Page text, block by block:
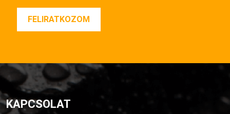
KAPCSOLAT